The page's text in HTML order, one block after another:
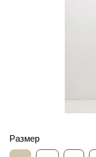
Размер